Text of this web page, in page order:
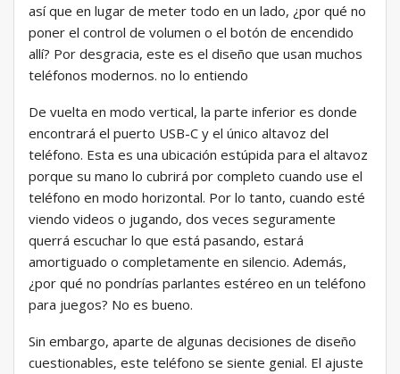
así que en lugar de meter todo en un lado, ¿por qué no
poner el control de volumen o el botón de encendido
allí? Por desgracia, este es el diseño que usan muchos
teléfonos modernos. no lo entiendo
De vuelta en modo vertical, la parte inferior es donde
encontrará el puerto USB-C y el único altavoz del
teléfono. Esta es una ubicación estúpida para el altavoz
porque su mano lo cubrirá por completo cuando use el
teléfono en modo horizontal. Por lo tanto, cuando esté
viendo videos o jugando, dos veces seguramente
querrá escuchar lo que está pasando, estará
amortiguado o completamente en silencio. Además,
¿por qué no pondrías parlantes estéreo en un teléfono
para juegos? No es bueno.
Sin embargo, aparte de algunas decisiones de diseño
cuestionables, este teléfono se siente genial. El ajuste